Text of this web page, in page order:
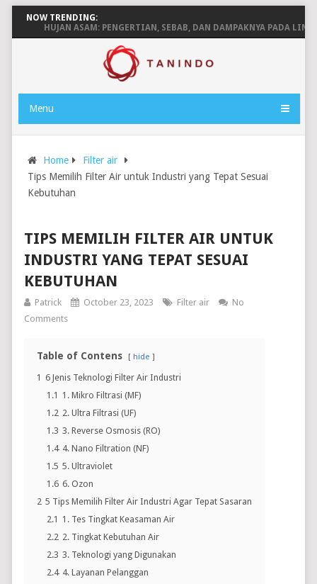
NOW TRENDING:
HUJAN ASAM: PENGERTIAN, SEBAB, DAN DAMPAKNYA PADA
Menu
Home
Filter air
Tips Memilih Filter Air untuk Industri yang Tepat Sesuai
Kebutuhan
TIPS MEMILIH FILTER AIR UNTUK
INDUSTRI YANG TEPAT SESUAI
KEBUTUHAN
Patrick October 23, 2023 Filter air
No
Comments
Table of Contens hide
1 6 Jenis Teknologi Filter Air Industri
1.1 1. Mikro Filtrasi (MF)
1.2 2. Ultra Filtrasi (UF)
1.3 3. Reverse Osmosis (RO)
1.4 4. Nano Filtration (NF)
1.5 5. Ultraviolet
1.6 6. Ozon
2 5 Tips Memilih Filter Air Industri Agar Tepat Sasaran
2.1 1. Tes Tingkat Keasaman Air
2.2 2. Tingkat Kebutuhan Air
2.3 3. Teknologi yang Digunakan
2.4 4. Layanan Pelanggan